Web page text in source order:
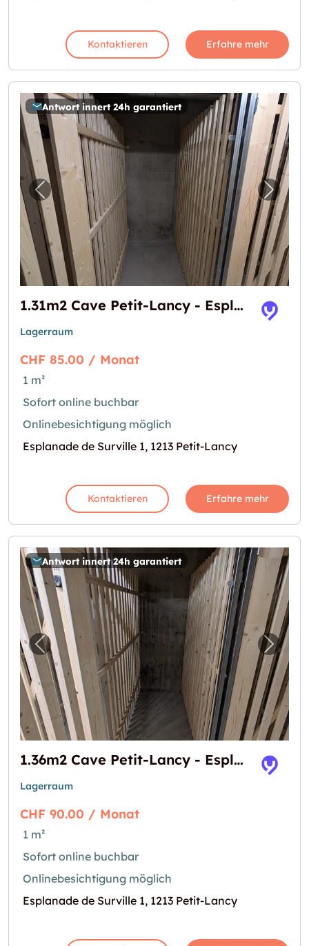
Kontaktieren Erfahre mehr
Antwort innert 24h garantiert
Vorheriges Bild für "1.31m2 Cave Petit-
1.31m2 Cave Petit-Lancy - Esplanade de Surville 1
Lagerraum
CHF 85.00 / Monat
1 m²
Sofort online buchbar
Onlinebesichtigung möglich
Esplanade de Surville 1, 1213 Petit-Lancy
Kontaktieren Erfahre mehr
Antwort innert 24h garantiert
Vorheriges Bild für "1.36m2 Cave Petit-
1.36m2 Cave Petit-Lancy - Esplanade de Surville 1
Lagerraum
CHF 90.00 / Monat
1 m²
Sofort online buchbar
Onlinebesichtigung möglich
Esplanade de Surville 1, 1213 Petit-Lancy